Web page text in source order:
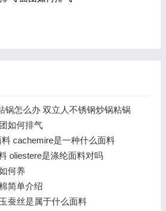
锅怎么办 双立人不锈钢炒锅粘锅
如何排气
cachemire是一种什么面料
oliestere是涤纶面料对吗
何养
简单介绍
蚕丝是属于什么面料